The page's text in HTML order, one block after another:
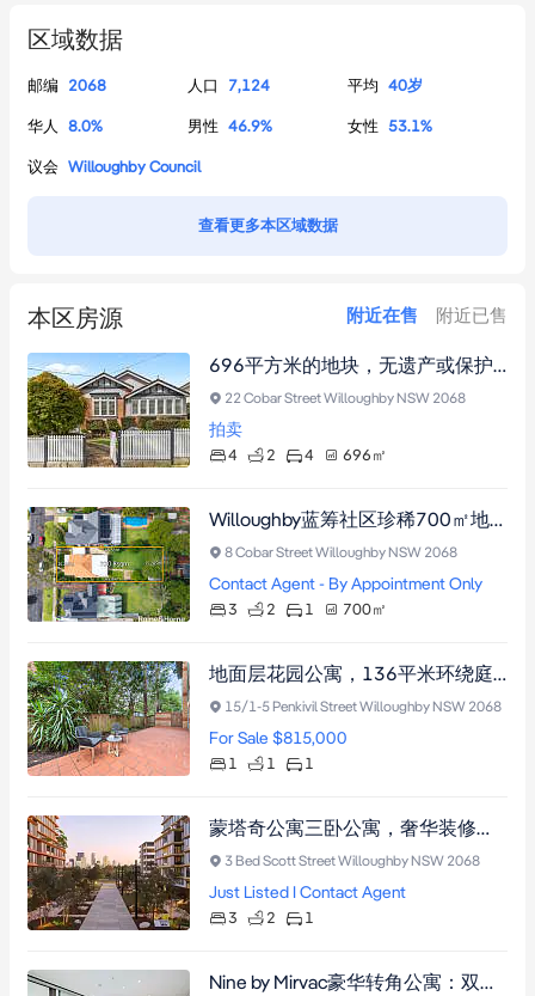
区域数据
邮编 2068 人口 7,124 平均 40岁
华人 8.0% 男性 46.9% 女性 53.1%
议会 Willoughby Council
查看更多本区域数据
本区房源 附近在售 附近已售
696平方米的地块，无遗产或保护限制
22 Cobar Street Willoughby NSW 2068
拍卖
4 2 4 696 ㎡
Willoughby蓝筹社区珍稀700㎡地块，已获CDC批准三层双拼别墅，开发良机。
8 Cobar Street Willoughby NSW 2068
Contact Agent - By Appointment Only
3 2 1 700㎡
地面层花园公寓，136平米环绕庭院，东北朝向，自然光充沛，精品安保小区，近Chatswood CBD。
15/1-5 Penkivil Street Willoughby NSW 2068
For Sale $815,000
1 1 1
蒙塔奇公寓三卧公寓，奢华装修即刻入住，122平方米室内外空间，配备中央空调与大理石厨房，近火车站直达悉尼CBD。
3 Bed Scott Street Willoughby NSW 2068
Just Listed I Contact Agent
3 2 1
Nine by Mirvac豪华转角公寓：双卧双卫+中央空调+智能门锁，北向露台尽享都市绿意，步行即达Chatswood购物中心与CBD快线